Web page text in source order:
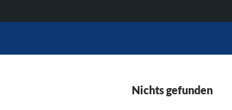
Nichts gefunden